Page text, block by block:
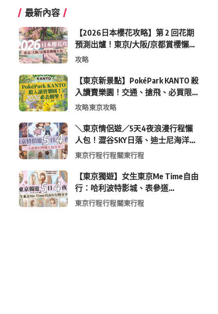
最新內容
【2026日本櫻花攻略】第 2 回花期
預測出爐！東京/大阪/京都賞櫻懶人
包 (附最新時間表)
攻略
【東京新景點】PokéPark KANTO 殺
入讀賣樂園！交通、搶飛、必買限
定周邊全攻略
攻略東京攻略
＼東京情侶遊／5天4夜浪漫行程懶
人包！澀谷SKY日落、迪士尼海洋、
中目黑高質感咖啡廳全收錄
東京行程行程關東行程
【東京獨遊】女生東京Me Time自由
行：哈利波特影城、表參道
Shopping 與下北澤尋寶5日4夜慢活
東京行程行程關東行程